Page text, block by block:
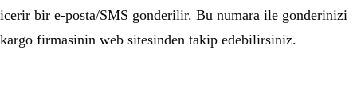
icerir bir e-posta/SMS gonderilir. Bu numara ile gonderinizi
kargo firmasinin web sitesinden takip edebilirsiniz.